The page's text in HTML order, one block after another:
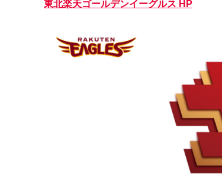
東北楽天ゴールデンイーグルス HP